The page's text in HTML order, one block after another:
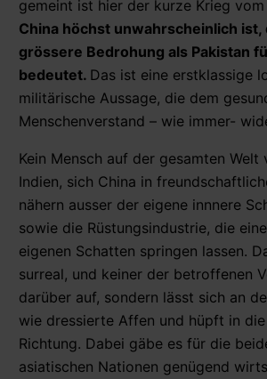
gemeint ist hier der kurze Krieg vom
China höchst unwahrscheinlich ist,
grössere Bedrohung als Pakistan
bedeutet. Das ist eine erstklassige
militärische Aussage, die dem
Menschenverstand – wie immer-
Kein Mensch auf der gesamten Welt
Indien, sich China in
nähern ausser der eigene innnere
sowie die Rüstungsindustrie, die
eigenen Schatten springen lassen.
surreal, und keiner der betroffenen
darüber auf, sondern lässt sich an
wie dressierte Affen und hüpft in
Richtung. Dabei gäbe es für die
asiatischen Nationen genügend